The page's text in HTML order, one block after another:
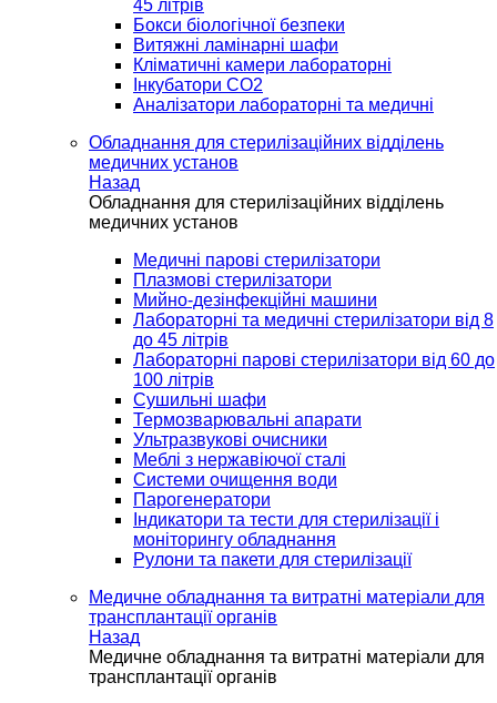
45 літрів
Бокси біологічної безпеки
Витяжні ламінарні шафи
Кліматичні камери лабораторні
Інкубатори СО2
Аналізатори лабораторні та медичні
Обладнання для стерилізаційних відділень
медичних установ
Назад
Обладнання для стерилізаційних відділень
медичних установ
Медичні парові стерилізатори
Плазмові стерилізатори
Мийно-дезінфекційні машини
Лабораторні та медичні стерилізатори від 8
до 45 літрів
Лабораторні парові стерилізатори від 60 до
100 літрів
Сушильні шафи
Термозварювальні апарати
Ультразвукові очисники
Меблі з нержавіючої сталі
Системи очищення води
Парогенератори
Індикатори та тести для стерилізації і
моніторингу обладнання
Рулони та пакети для стерилізації
Медичне обладнання та витратні матеріали для
трансплантації органів
Назад
Медичне обладнання та витратні матеріали для
трансплантації органів